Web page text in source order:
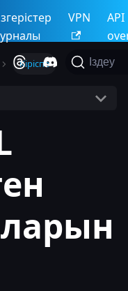
VPN
API
Іздеу
Кіріспе